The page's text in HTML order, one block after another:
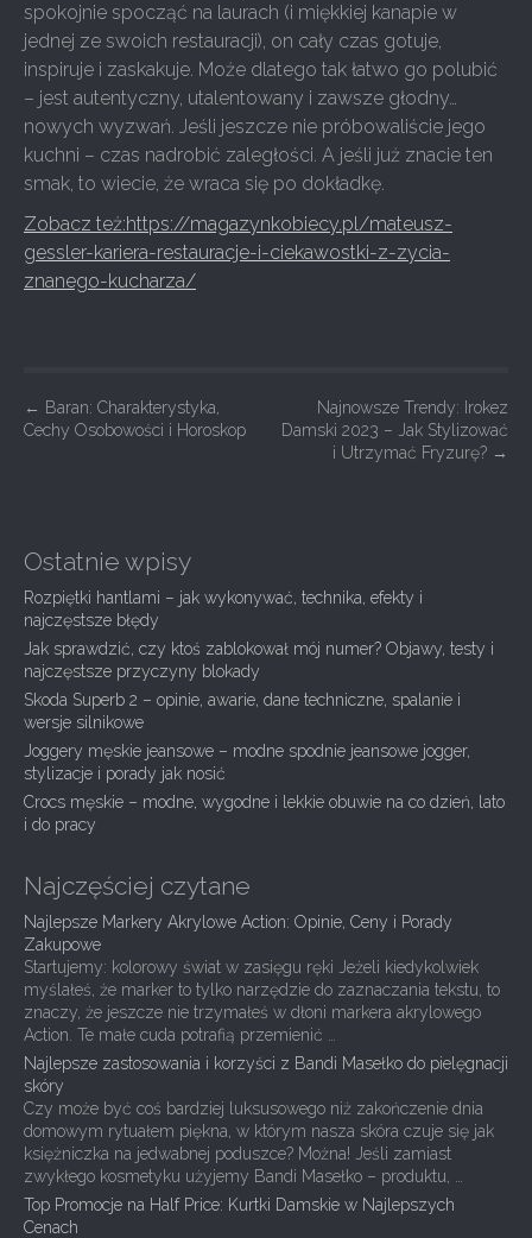
spokojnie spocząć na laurach (i miękkiej kanapie w
jednej ze swoich restauracji), on cały czas gotuje,
inspiruje i zaskakuje. Może dlatego tak łatwo go polubić
– jest autentyczny, utalentowany i zawsze głodny…
nowych wyzwań. Jeśli jeszcze nie próbowaliście jego
kuchni – czas nadrobić zaległości. A jeśli już znacie ten
smak, to wiecie, że wraca się po dokładkę.
Zobacz też:https://magazynkobiecy.pl/mateusz-
gessler-kariera-restauracje-i-ciekawostki-z-zycia-
znanego-kucharza/
P
o
n
a
v
i
g
a
t
i
o
← Baran: Charakterystyka,
Cechy Osobowości i Horoskop
Najnowsze Trendy: Irokez
Damski 2023 – Jak Stylizować
i Utrzymać Fryzurę? →
Ostatnie wpisy
Rozpiętki hantlami – jak wykonywać, technika, efekty i
najczęstsze błędy
Jak sprawdzić, czy ktoś zablokował mój numer? Objawy, testy i
najczęstsze przyczyny blokady
Skoda Superb 2 – opinie, awarie, dane techniczne, spalanie i
wersje silnikowe
Joggery męskie jeansowe – modne spodnie jeansowe jogger,
stylizacje i porady jak nosić
Crocs męskie – modne, wygodne i lekkie obuwie na co dzień, lato
i do pracy
Najczęściej czytane
Najlepsze Markery Akrylowe Action: Opinie, Ceny i Porady
Zakupowe
Startujemy: kolorowy świat w zasięgu ręki Jeżeli kiedykolwiek
myślałeś, że marker to tylko narzędzie do zaznaczania tekstu, to
znaczy, że jeszcze nie trzymałeś w dłoni markera akrylowego
Action. Te małe cuda potrafią przemienić …
Najlepsze zastosowania i korzyści z Bandi Masełko do pielęgnacji
skóry
Czy może być coś bardziej luksusowego niż zakończenie dnia
domowym rytuałem piękna, w którym nasza skóra czuje się jak
księżniczka na jedwabnej poduszce? Można! Jeśli zamiast
zwykłego kosmetyku użyjemy Bandi Masełko – produktu, …
Top Promocje na Half Price: Kurtki Damskie w Najlepszych
Cenach